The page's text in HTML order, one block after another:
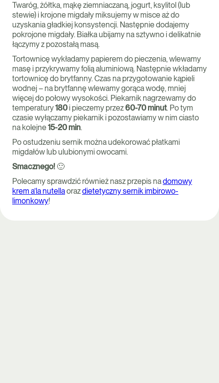
Twaróg, żółtka, mąkę ziemniaczaną, jogurt, ksylitol (lub
stewie) i krojone migdały miksujemy w misce aż do
uzyskania gładkiej konsystencji. Następnie dodajemy
pokrojone migdały. Białka ubijamy na sztywno i delikatnie
łączymy z pozostałą masą.
Tortownicę wykładamy papierem do pieczenia, wlewamy
masę i przykrywamy folią aluminiową. Następnie wkładamy
tortownicę do brytfanny. Czas na przygotowanie kąpieli
wodnej – na brytfannę wlewamy gorąca wodę, mniej
więcej do połowy wysokości. Piekarnik nagrzewamy do
temperatury180i pieczemy przez60-70 minut. Po tym
czasie wyłączamy piekarnik i pozostawiamy w nim ciasto
na kolejne15-20 min.
Po ostudzeniu sernik można udekorować płatkami
migdałów lub ulubionymi owocami.
Smacznego! 🙂
Polecamy sprawdzić również nasz przepis nadomowy
krem a’la nutellaorazdietetyczny sernik imbirowo-
limonkowy!